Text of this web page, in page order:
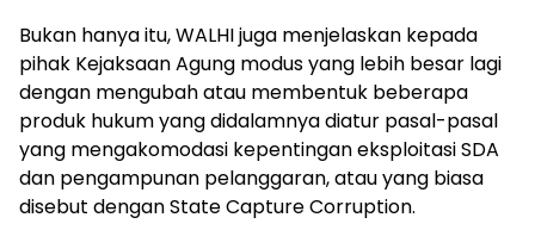
Bukan hanya itu, WALHI juga menjelaskan kepada
pihak Kejaksaan Agung modus yang lebih besar lagi
dengan mengubah atau membentuk beberapa
produk hukum yang didalamnya diatur pasal-pasal
yang mengakomodasi kepentingan eksploitasi SDA
dan pengampunan pelanggaran, atau yang biasa
disebut dengan State Capture Corruption.